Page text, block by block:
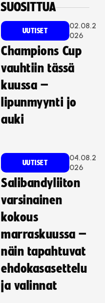
SUOSITTUA
UUTISET
02.08.2
026
Champions Cup
vauhtiin tässä
kuussa –
lipunmyynti jo
auki
UUTISET
04.08.2
026
Salibandyliiton
varsinainen
kokous
marraskuussa –
näin tapahtuvat
ehdokasasettelu
ja valinnat